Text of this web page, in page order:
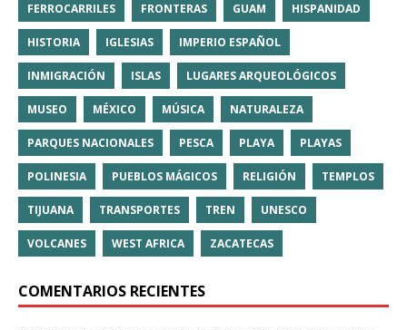
FERROCARRILES FRONTERAS GUAM HISPANIDAD
HISTORIA IGLESIAS IMPERIO ESPAÑOL
INMIGRACIÓN ISLAS LUGARES ARQUEOLÓGICOS
MUSEO MÉXICO MÚSICA NATURALEZA
PARQUES NACIONALES PESCA PLAYA PLAYAS
POLINESIA PUEBLOS MÁGICOS RELIGIÓN TEMPLOS
TIJUANA TRANSPORTES TREN UNESCO
VOLCANES WEST AFRICA ZACATECAS
COMENTARIOS RECIENTES